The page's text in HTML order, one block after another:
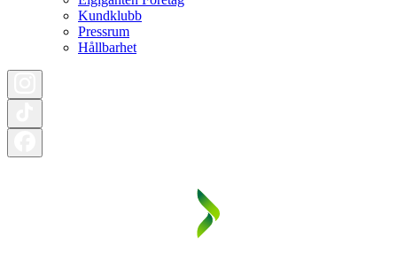
Kundklubb
Pressrum
Hållbarhet